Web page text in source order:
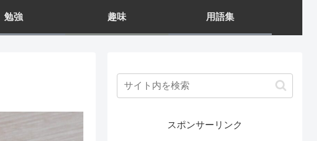
勉強 趣味 用語集
スポンサーリンク